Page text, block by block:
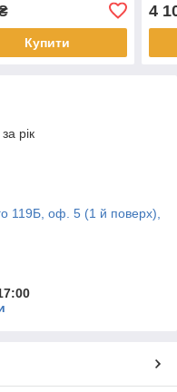
Купити
4
рік
119Б, оф. 5 (1 й поверх),